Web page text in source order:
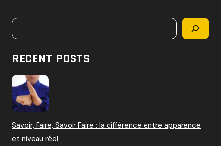
r
Rechercher
RECENT POSTS
Savoir, Faire, Savoir Faire : la différence entre apparence
et niveau réel